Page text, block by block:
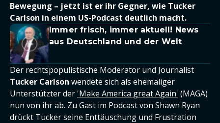
Bewegung – jetzt ist er ihr Gegner, wie Tucker
Carlson in einem US-Podcast deutlich macht.
Immer frisch, immer aktuell! News
aus Deutschland und der Welt
Der rechtspopulistische Moderator und Journalist
Tucker Carlson wendete sich als ehemaliger
Unterstützter der 'Make America great Again' (MAGA)
nun von ihr ab. Zu Gast im Podcast von Shawn Ryan
drückt Tucker seine Enttäuschung und Frustration